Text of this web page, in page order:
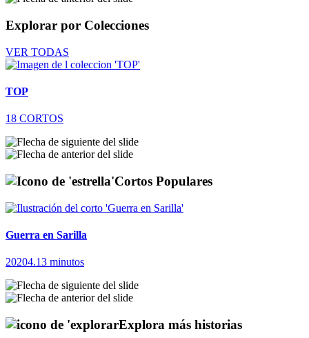
Explorar por Colecciones
VER TODAS
TOP
18 CORTOS
Cortos Populares
Guerra en Sarilla
20204.13 minutos
Explora más historias